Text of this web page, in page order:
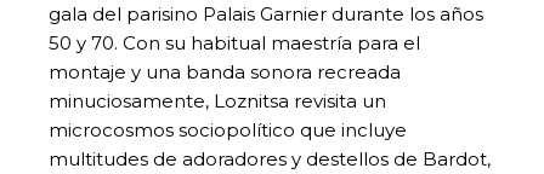
gala del parisino Palais Garnier durante los años
50 y 70. Con su habitual maestría para el
montaje y una banda sonora recreada
minuciosamente, Loznitsa revisita un
microcosmos sociopolítico que incluye
multitudes de adoradores y destellos de Bardot,